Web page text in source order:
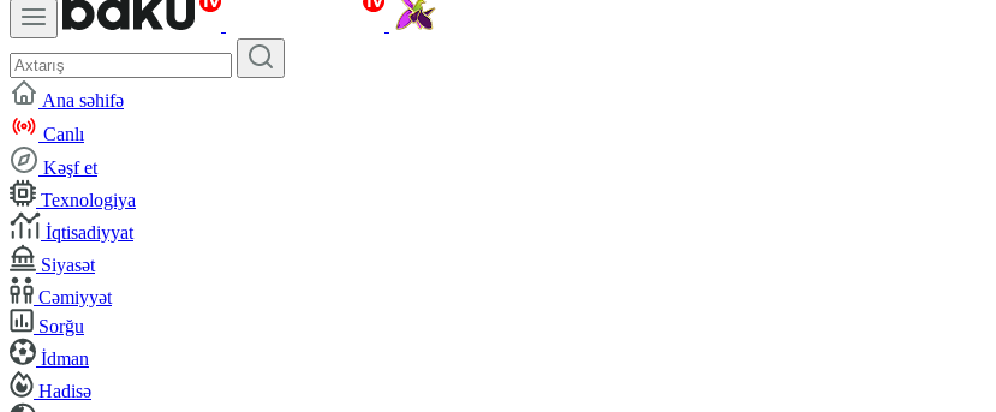
Ana səhifə
Canlı
Kəşf et
Texnologiya
İqtisadiyyat
Siyasət
Cəmiyyət
Sorğu
İdman
Hadisə